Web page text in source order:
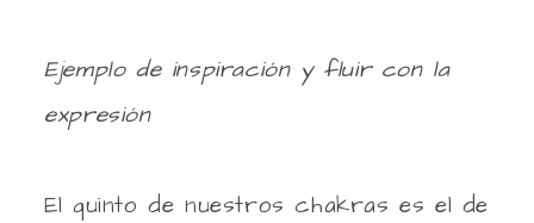
Ejemplo de inspiración y fluir con la
expresión
El quinto de nuestros chakras es el de